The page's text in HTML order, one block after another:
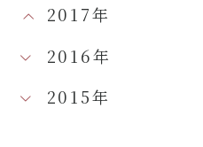
2017年
2016年
2015年